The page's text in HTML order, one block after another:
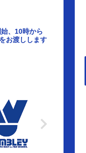
、10時から
お渡しします